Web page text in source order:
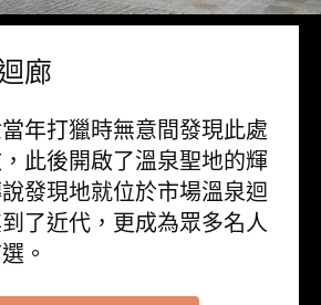
廊
年打獵時無意間發現此處
此後開啟了溫泉聖地的輝
發現地就位於市場溫泉迴
了近代，更成為眾多名人
。